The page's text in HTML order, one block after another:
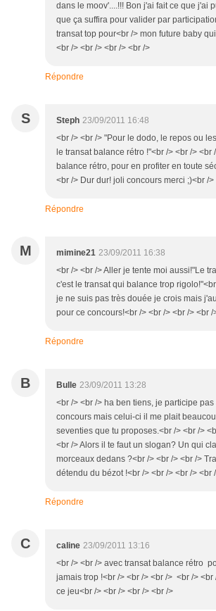
dans le moov'....!!! Bon j'ai fait ce que j'ai
que ça suffira pour valider par
transat top pour<br /> mon future baby
<br /> <br /> <br /> <br />
Répondre
S Steph 23/09/2011 16:48
<br /> <br /> "Pour le dodo, le repos ou
le transat balance rétro !"<br /> <br /> <br
balance rétro, pour en profiter en toute
<br /> Dur dur! joli concours merci ;)<br />
Répondre
M mimine21 23/09/2011 16:38
<br /> <br /> Aller je tente moi aussi!"Le
c'est le transat qui balance trop
je ne suis pas très douée je crois mais
pour ce concours!<br /> <br /> <br /> <br /
Répondre
B Bulle 23/09/2011 13:28
<br /> <br /> ha ben tiens, je participe
concours mais celui-ci il me plait
seventies que tu proposes.<br /> <br />
<br /> Alors il te faut un slogan? Un qui
morceaux dedans ?<br /> <br /> <br />
détendu du bézot !<br /> <br /> <br /> <br
Répondre
C caline 23/09/2011 13:16
<br /> <br /> avec transat balance rétro
jamais trop !<br /> <br /> <br /> <br /> <br
ce jeu<br /> <br /> <br /> <br />